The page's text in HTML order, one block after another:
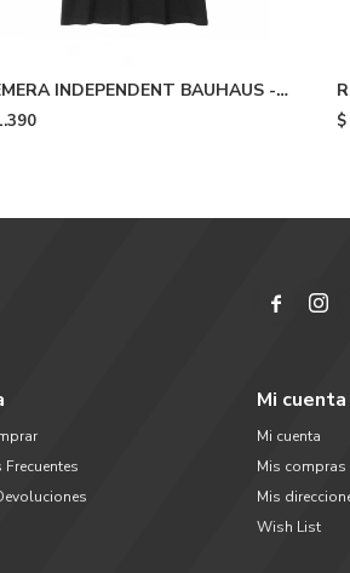
INDEPENDENT BAUHAUS -
$
Frecuentes
Mi cuenta
Mi cuenta
Mis compras
Mis
Wish List
 